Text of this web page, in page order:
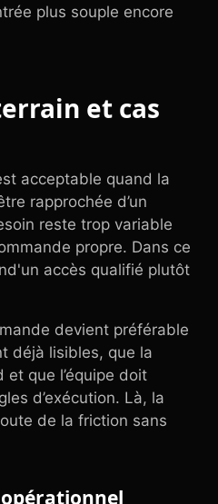
plus souple encore
et cas
acceptable quand la
rapprochée d’un
reste trop variable
propre. Dans ce
accès qualifié plutôt
devient préférable
déjà lisibles, que la
que l’équipe doit
d’exécution. Là, la
de la friction sans